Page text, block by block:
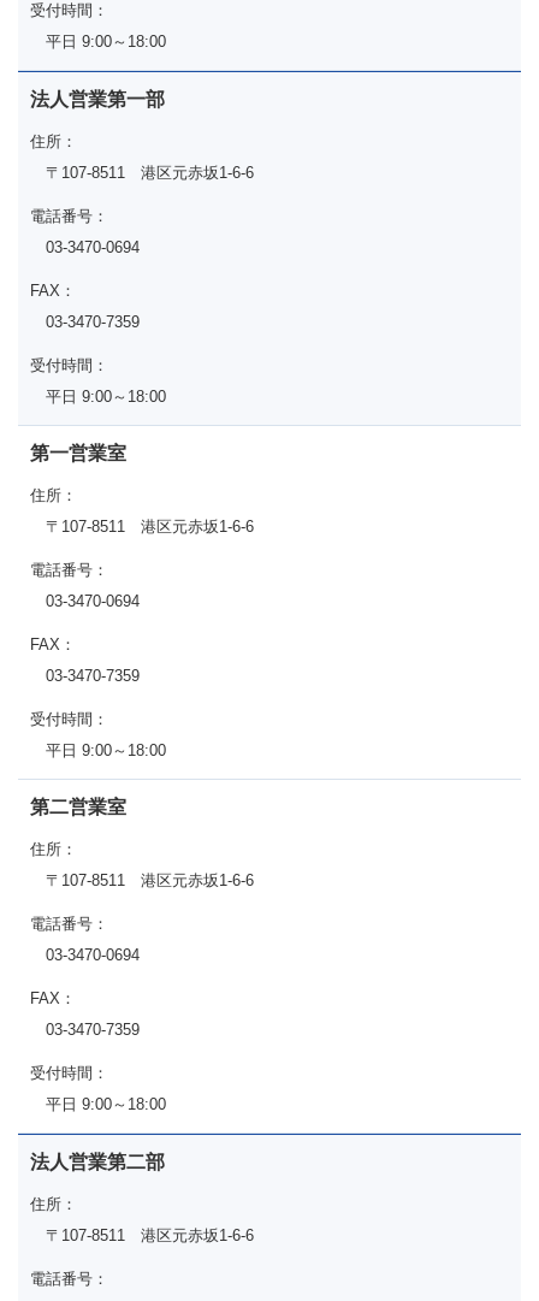
受付時間：
平日 9:00～18:00
法人営業第一部
住所：
〒107-8511 港区元赤坂1-6-6
電話番号：
03-3470-0694
FAX：
03-3470-7359
受付時間：
平日 9:00～18:00
第一営業室
住所：
〒107-8511 港区元赤坂1-6-6
電話番号：
03-3470-0694
FAX：
03-3470-7359
受付時間：
平日 9:00～18:00
第二営業室
住所：
〒107-8511 港区元赤坂1-6-6
電話番号：
03-3470-0694
FAX：
03-3470-7359
受付時間：
平日 9:00～18:00
法人営業第二部
住所：
〒107-8511 港区元赤坂1-6-6
電話番号：